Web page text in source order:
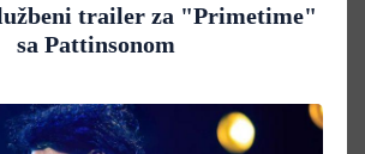
trailer za "Primetime"
sa Pattinsonom